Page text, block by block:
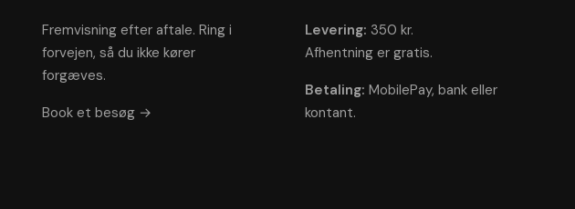
Fremvisning efter aftale. Ring i
forvejen, så du ikke kører
forgæves.
Book et besøg →
Levering: 350 kr.
Afhentning er gratis.
Betaling: MobilePay, bank eller
kontant.